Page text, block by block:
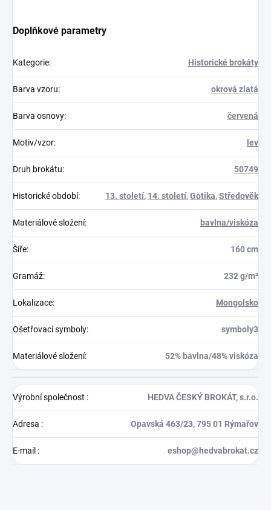
Doplňkové parametry
Kategorie: Historické brokáty
Barva vzoru: okrová zlatá
Barva osnovy: červená
Motiv/vzor: lev
Druh brokátu: 50749
Historické období: 13. století, 14. století,Gotika,Středověk
Materiálové složení: bavlna/viskóza
Šíře: 160 cm
Gramáž: 232 g/m²
Lokalizace: Mongolsko
Ošetřovací symboly: symboly3
Materiálové složení: 52% bavlna/48% viskóza
Výrobní společnost : HEDVA ČESKÝ BROKÁT, s.r.o.
Adresa : Opavská 463/23, 795 01 Rýmařov
E-mail : eshop@hedvabrokat.cz